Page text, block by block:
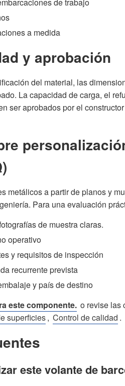
a medida
y aprobación
del material, las
La capacidad de carga, el
ser aprobados por el
metálicos a partir de planos y
Para una evaluación
de muestra claras.
operativo
y requisitos de inspección
recurrente prevista
y país de destino
este componente. o revise las
superficies, Control de calidad .
este volante de